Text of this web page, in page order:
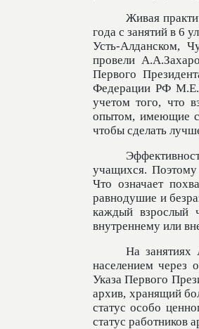
Живая
года с занятий в 6
Усть-Алданском,
провели
Первого
Федерации РФ
учетом того, что
опытом, имеющие
чтобы сделать
учащихся. Поэтому
Что означает
равнодушие и
каждый взрослый
внутреннему или
На занятиях
населением через
Указа Первого
архив, хранящий
статус особо
статус работников